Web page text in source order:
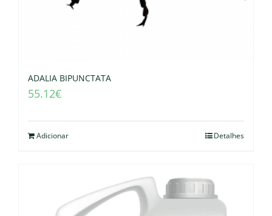
ADALIA BIPUNCTATA
55.12€
Adicionar Detalhes